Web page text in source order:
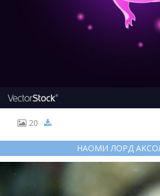
20
НАОМИ ЛОРД